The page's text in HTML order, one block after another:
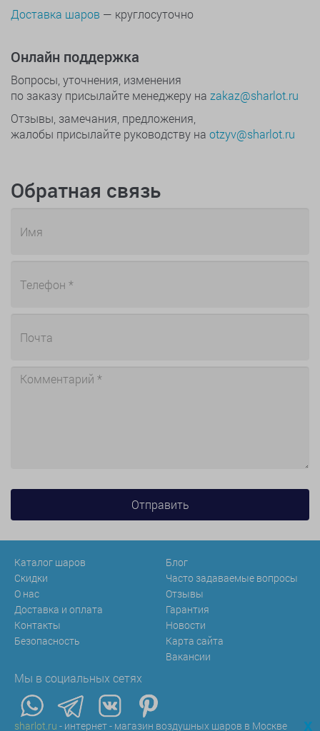
Доставка шаров — круглосуточно
Онлайн поддержка
Вопросы, уточнения, изменения
по заказу присылайте менеджеру на zakaz@sharlot.ru
Отзывы, замечания, предложения,
жалобы присылайте руководству на otzyv@sharlot.ru
Обратная связь
Каталог шаров
Скидки
О нас
Доставка и оплата
Контакты
Безопасность
Блог
Часто задаваемые вопросы
Отзывы
Гарантия
Новости
Карта сайта
Вакансии
Мы в социальных сетях
sharlot.ru - интернет - магазин воздушных шаров в Москве x